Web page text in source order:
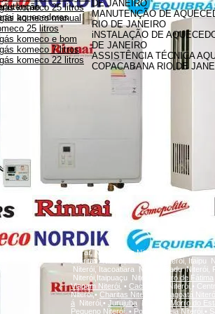
komeco 25 litros
komeco manual
25 litros
komeco e bom
komeco 7 litros
komeco 22 litros
DE JANEIRO
MANUTENÇÃO DE
RIO DE JANEIRO
iNSTALAÇÃO DE
DE JANEIRO
ASSISTÊNCIA TÉCNICA
COPACABANA RIO DE
aquecedores
Icaraí, Niterói, ingaNiterói, Santa Rosa
charitas Niterói, Fonseca Niterói, Itaipu
Niterói, Itacoatiara Niterói, Badu Niterói,
Niterói,Itaipuaçu Niterói,
Bairro de Fátima
Viagem Niterói, • Cachoeiras
Niterói,•
Niterói,• Charitas Niterói, Gragoatá Niterói,
á Niterói,• Jurujuba Niterói,• Morro do
Pequeno Niterói,• Ponta d'AreiaNiterói, •